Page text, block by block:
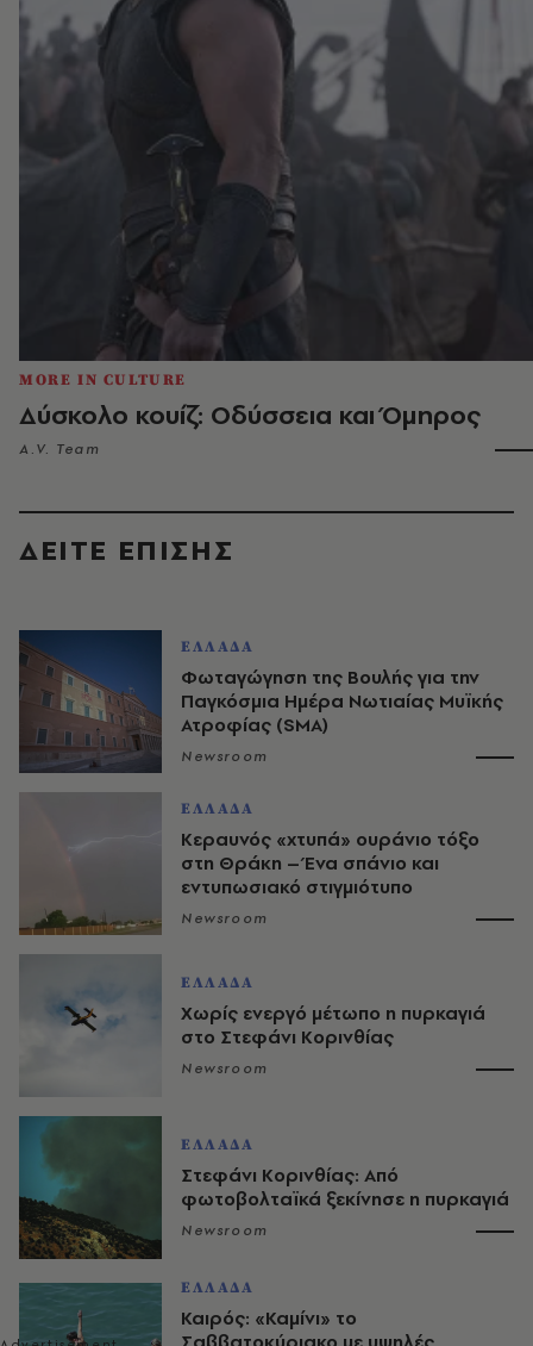
MORE IN CULTURE
Δύσκολο κουίζ: Οδύσσεια και Όμηρος
A.V. Team
ΔΕΙΤΕ ΕΠΙΣΗΣ
ΕΛΛΑΔΑ
Φωταγώγηση της Βουλής για την
Παγκόσμια Ημέρα Νωτιαίας Μυϊκής
Ατροφίας (SMA)
Newsroom
ΕΛΛΑΔΑ
Κεραυνός «χτυπά» ουράνιο τόξο
στη Θράκη – Ένα σπάνιο και
εντυπωσιακό στιγμιότυπο
Newsroom
ΕΛΛΑΔΑ
Χωρίς ενεργό μέτωπο η πυρκαγιά
στο Στεφάνι Κορινθίας
Newsroom
ΕΛΛΑΔΑ
Στεφάνι Κορινθίας: Από
φωτοβολταϊκά ξεκίνησε η πυρκαγιά
Newsroom
ΕΛΛΑΔΑ
Καιρός: «Καμίνι» το